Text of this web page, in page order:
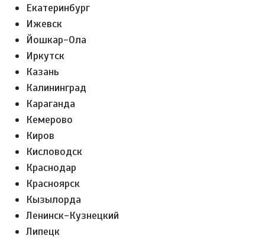
Екатеринбург
Ижевск
Йошкар-Ола
Иркутск
Казань
Калининград
Караганда
Кемерово
Киров
Кисловодск
Краснодар
Красноярск
Кызылорда
Ленинск-Кузнецкий
Липецк